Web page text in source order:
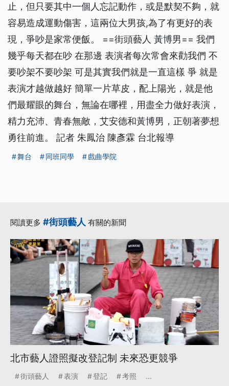
止，但只要其中一個人忘記動作，或是默契不夠，就
容易造成運動傷害，這兩位大男孩,為了有更好的表
現，爭吵是家常便飯。 ==街頭藝人 黃博男== 我們
幾乎每天都在吵 在那邊 表演者每次常會來勸我們 不
要吵架不要吵架 可是其實我們就是一直這樣 爭 就是
表演才越做越好 簡單一片草皮，配上陽光，就是他
們最耀眼的舞台，無論在哪裡，用盡全力做好表演，
精力充沛、青春無敵，艾安德和黃博男，正朝著夢想
勇往前進。 記者 朱鳳治 陳彥霖 台北報導
舞台 同班同學 戲曲學院
閱讀更多 #街頭藝人 有關的新聞
北市藝人證照擬改登記制 未來恐更競爭
街頭藝人 表演 登記 考照 ...